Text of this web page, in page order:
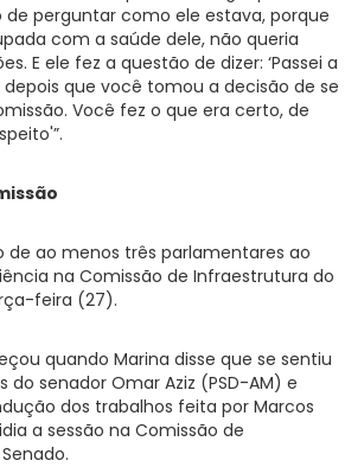
de perguntar como ele estava, porque
com a saúde dele, não queria
E ele fez a questão de dizer: ‘Passei a
que você tomou a decisão de se
Você fez o que era certo, de
de ao menos três parlamentares ao
na Comissão de Infraestrutura do
feira (27).
quando Marina disse que se sentiu
do senador Omar Aziz (PSD-AM) e
dos trabalhos feita por Marcos
a sessão na Comissão de